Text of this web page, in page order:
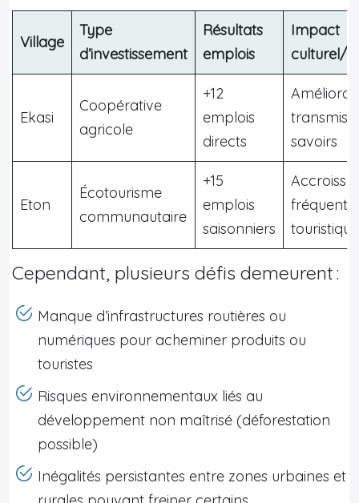
Village
Type
d’investissement
Résultats
emplois
Impact
culturel/
Ekasi
Coopérative
agricole
+12
emplois
directs
savoirs
Eton
Écotourisme
communautaire
+15
emplois
saisonniers
touristique
Cependant, plusieurs défis demeurent :
Manque d’infrastructures routières ou
numériques pour acheminer produits ou
touristes
Risques environnementaux liés au
développement non maîtrisé (déforestation
possible)
Inégalités persistantes entre zones urbaines et